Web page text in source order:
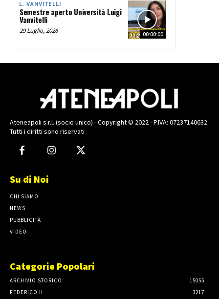
00:00:00
L. VANVITELLI
Semestre aperto Università Luigi
Vanvitelli
29 Luglio, 2026
Ateneapoli s.r.l. (socio unico) - Copyright © 2022 - P.IVA: 07237140632
Tutti i diritti sono riservati
Su di Noi
CHI SIAMO
NEWS
PUBBLICITÀ
VIDEO
Categorie Popolari
ARCHIVIO STORICO
15055
FEDERICO II
3217